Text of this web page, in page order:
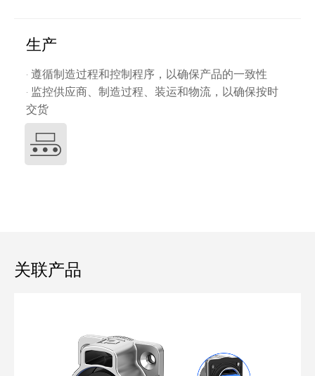
生产
· 遵循制造过程和控制程序，以确保产品的一致性
· 监控供应商、制造过程、装运和物流，以确保按时
交货
关联产品